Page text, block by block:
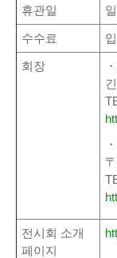
휴관일
수수료
회장
전시회 소개
페이지